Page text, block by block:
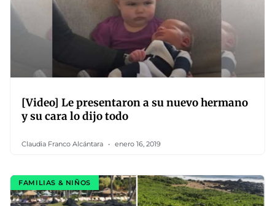
[Video] Le presentaron a su nuevo hermano
y su cara lo dijo todo
Claudia Franco Alcántara enero 16, 2019
FAMILIAS & NIÑOS